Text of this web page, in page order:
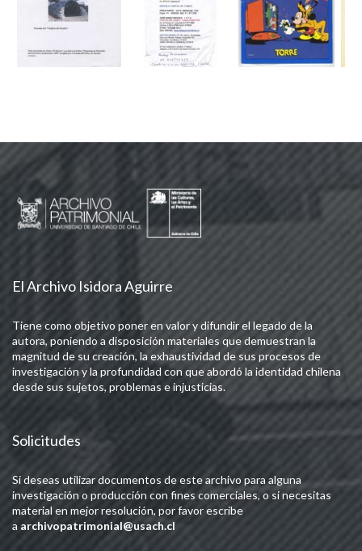
El Archivo Isidora Aguirre
Tiene como objetivo poner en valor y difundir el legado de la
autora, poniendo a disposición materiales que demuestran la
magnitud de su creación, la exhaustividad de sus procesos de
investigación y la profundidad con que abordó la identidad chilena
desde sus sujetos, problemas e injusticias.
Solicitudes
Si deseas utilizar documentos de este archivo para alguna
investigación o producción con fines comerciales, o si necesitas
material en mejor resolución, por favor escribe
a archivopatrimonial@usach.cl